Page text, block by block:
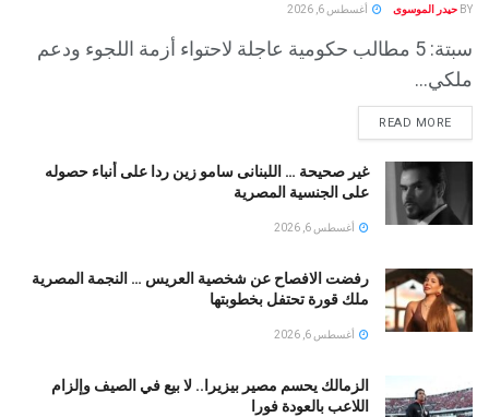
BY حيدر الموسوى أغسطس 6, 2026
سبتة: 5 مطالب حكومية عاجلة لاحتواء أزمة اللجوء ودعم
ملكي...
READ MORE
غير صحيحة … اللبنانى سامو زين ردا على أنباء حصوله
على الجنسية المصرية
أغسطس 6, 2026
رفضت الافصاح عن شخصية العريس … النجمة المصرية
ملك قورة تحتفل بخطوبتها
أغسطس 6, 2026
الزمالك يحسم مصير بيزيرا.. لا بيع في الصيف وإلزام
اللاعب بالعودة فورا